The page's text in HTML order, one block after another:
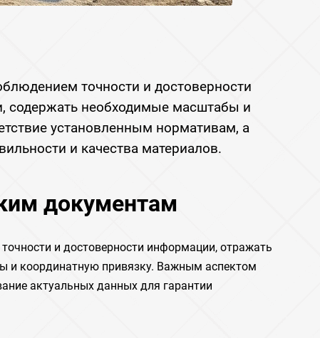
точности и достоверности
содержать необходимые масштабы и
установленным нормативам, а
и качества материалов.
документам
и достоверности информации, отражать
и координатную привязку. Важным аспектом
актуальных данных для гарантии